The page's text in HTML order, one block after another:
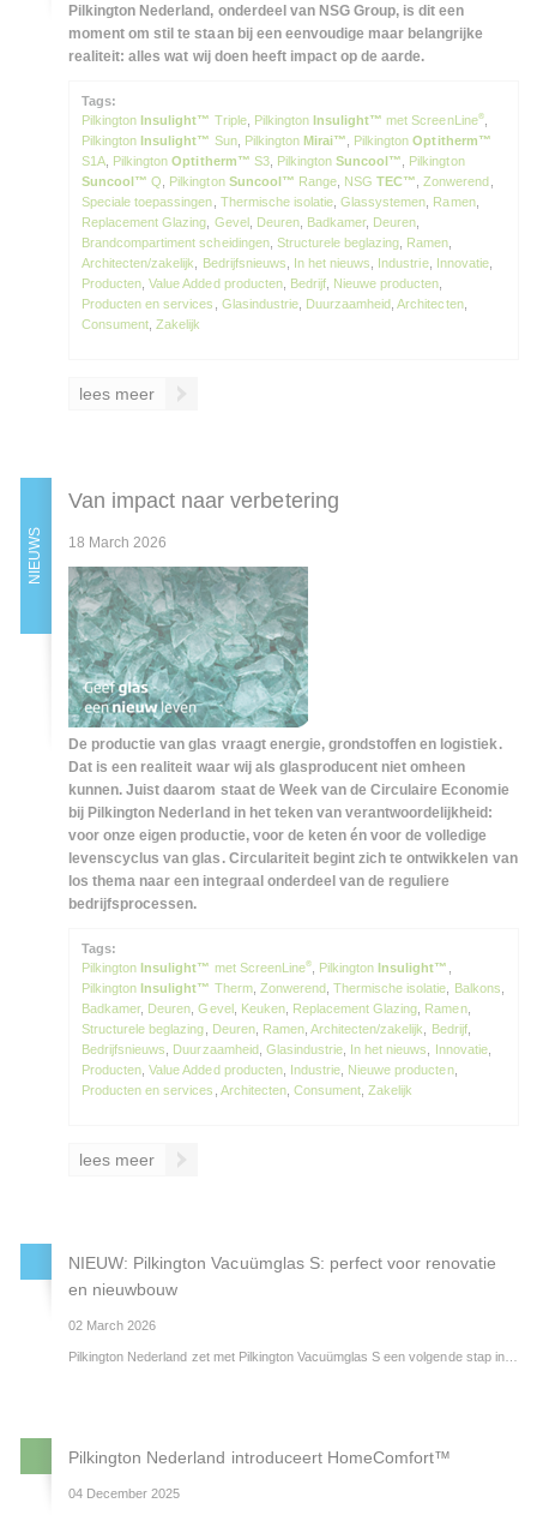
Pilkington Nederland, onderdeel van NSG Group, is dit een
moment om stil te staan bij een eenvoudige maar belangrijke
realiteit: alles wat wij doen heeft impact op de aarde.
Tags:
Pilkington Insulight™ Triple, Pilkington Insulight™ met ScreenLine®,
Pilkington Insulight™ Sun, PilkingtonMirai™ Pilkington Optitherm™
S1A Pilkington Optitherm™ S3, Pilkington Suncool™
Pilkington
Suncool™ Q PilkingtonSuncool™ Range, NSGTEC™ Zonwerend
Speciale toepassingen Thermische isolatie ,Glassystemen Ramen,
Replacement Glazing Gevel, Deuren, Badkamer, Deuren
Brandcompartiment scheidingen, Structurele beglazing Ramen
Architecten/zakelijk
Bedrijfsnieuws In het nieuws Industrie, Innovatie,
Producten ,Value Added producten, Bedrijf Nieuwe producten
Producten en services
Glasindustrie, Duurzaamheid ,Architecten,
Consument Zakelijk
lees meer
NIEUWS
Van impact naar verbetering
18 March 2026
De productie van glas vraagt energie, grondstoffen en logistiek.
Dat is een realiteit waar wij als glasproducent niet omheen
kunnen. Juist daarom staat de Week van de Circulaire Economie
bij Pilkington Nederland in het teken van verantwoordelijkheid:
voor onze eigen productie, voor de keten én voor de volledige
levenscyclus van glas. Circulariteit begint zich te ontwikkelen van
los thema naar een integraal onderdeel van de reguliere
bedrijfsprocessen.
Tags:
Pilkington Insulight™ met ScreenLine®, Pilkington Insulight™
Pilkington Insulight™ Therm, Zonwerend,Thermische isolatie Balkons
Badkamer, Deuren ,Gevel, Keuken, Replacement Glazing Ramen,
Structurele beglazing
Deuren, Ramen, Architecten/zakelijk Bedrijf,
Bedrijfsnieuws
Duurzaamheid, Glasindustrie In het nieuws Innovatie,
Producten ,Value Added producten, Industrie Nieuwe producten,
Producten en services Architecten, Consument Zakelijk
lees meer
NIEUW: Pilkington Vacuümglas S: perfect voor renovatie
en nieuwbouw
02 March 2026
Pilkington Nederland zet met Pilkington Vacuümglas S een volgende stap in energie-efficiënte beglazing. Deze meest moderne generatie vacuümglas combineert de isolatiewaarden van hoogwaardig triple glas met een ultradun, lichtgewicht ontwerp en een verfijnde uitstraling. Daarmee biedt Pilkington Vacuümglas S nieuwe mogelijkheden voor renovatie- en verduurzamingsprojecten waarbij bestaande kozijnen behouden moeten of kunnen blijven, én voor nieuwbouwprojecten waar hoge isolatie-eisen en slanke detaillering samenkomen.
Pilkington Nederland introduceert HomeComfort™
04 December 2025